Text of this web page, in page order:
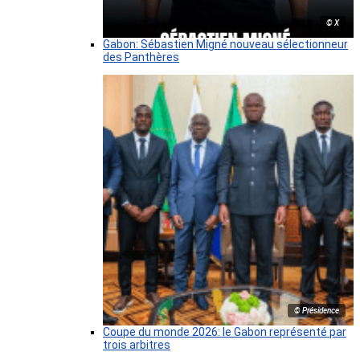
© X
Gabon: Sébastien Migné nouveau sélectionneur
des Panthères
© Présidence
Coupe du monde 2026: le Gabon représenté par
trois arbitres